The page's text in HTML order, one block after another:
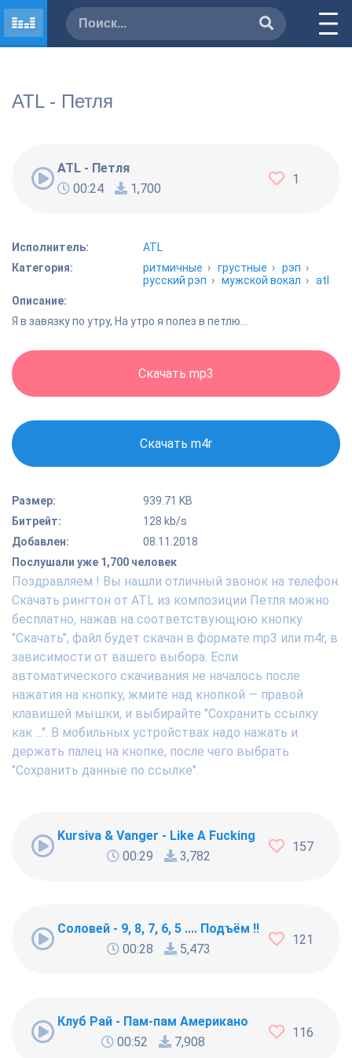
ATL - Петля
ATL - Петля
00:24
1,700
1
Исполнитель:
ATL
Категория:
ритмичные ›грустные ›рэп ›
русский рэп ›мужской вокал ›atl
Описание:
Я в завязку по утру, На утро я полез в петлю...
Скачать mp3
Скачать m4r
Размер:
939.71 KB
Битрейт:
128 kb/s
Добавлен:
08.11.2018
Послушали уже 1,700 человек
Поздравляем ! Вы нашли отличный звонок на телефон.
Скачать рингтон от ATL из композиции Петля можно
бесплатно, нажав на соответствующюю кнопку
"Скачать", файл будет скачан в формате mp3 или m4r, в
зависимости от вашего выбора. Если
автоматического скачивания не началось после
нажатия на кнопку, жмите над кнопкой — правой
клавишей мышки, и выбирайте "Сохранить ссылку
как ...". В мобильных устройствах надо нажать и
держать палец на кнопке, после чего выбрать
"Сохранить данные по ссылке".
Kursiva & Vanger - Like A Fucking Newbie
00:29
3,782
157
Соловей - 9, 8, 7, 6, 5 .... Подъём !!!
00:28
5,473
121
Клуб Рай - Пам-пам Американо
00:52
7,908
116